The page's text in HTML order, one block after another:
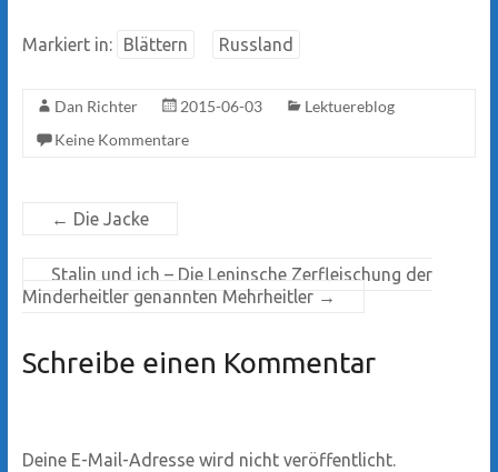
Markiert in: Blättern Russland
Dan Richter 2015-06-03
Lektuereblog
Keine Kommentare
← Die Jacke
Stalin und ich – Die Leninsche Zerfleischung der
Minderheitler genannten Mehrheitler →
Schreibe einen Kommentar
Deine E-Mail-Adresse wird nicht veröffentlicht.